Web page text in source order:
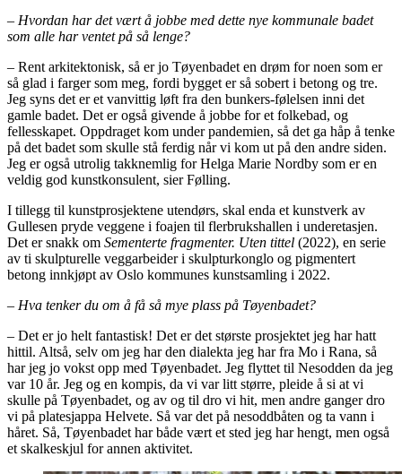
– Hvordan har det vært å jobbe med dette nye kommunale badet
som alle har ventet på så lenge?
– Rent arkitektonisk, så er jo Tøyenbadet en drøm for noen som er
så glad i farger som meg, fordi bygget er så sobert i betong og tre.
Jeg syns det er et vanvittig løft fra den bunkers-følelsen inni det
gamle badet. Det er også givende å jobbe for et folkebad, og
fellesskapet. Oppdraget kom under pandemien, så det ga håp å tenke
på det badet som skulle stå ferdig når vi kom ut på den andre siden.
Jeg er også utrolig takknemlig for Helga Marie Nordby som er en
veldig god kunstkonsulent, sier Følling.
I tillegg til kunstprosjektene utendørs, skal enda et kunstverk av
Gullesen pryde veggene i foajen til flerbrukshallen i underetasjen.
Det er snakk om Sementerte fragmenter. Uten tittel (2022), en serie
av ti skulpturelle veggarbeider i skulpturkonglo og pigmentert
betong innkjøpt av Oslo kommunes kunstsamling i 2022.
– Hva tenker du om å få så mye plass på Tøyenbadet?
– Det er jo helt fantastisk! Det er det største prosjektet jeg har hatt
hittil. Altså, selv om jeg har den dialekta jeg har fra Mo i Rana, så
har jeg jo vokst opp med Tøyenbadet. Jeg flyttet til Nesodden da jeg
var 10 år. Jeg og en kompis, da vi var litt større, pleide å si at vi
skulle på Tøyenbadet, og av og til dro vi hit, men andre ganger dro
vi på platesjappa Helvete. Så var det på nesoddbåten og ta vann i
håret. Så, Tøyenbadet har både vært et sted jeg har hengt, men også
et skalkeskjul for annen aktivitet.